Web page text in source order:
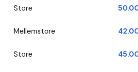
Store
Mellemstore
Store